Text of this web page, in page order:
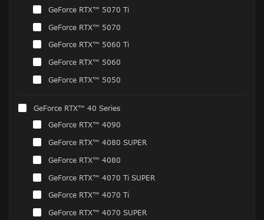
GeForce RTX™ 5070 Ti
GeForce RTX™ 5070
GeForce RTX™ 5060 Ti
GeForce RTX™ 5060
GeForce RTX™ 5050
GeForce RTX™ 40 Series
GeForce RTX™ 4090
GeForce RTX™ 4080 SUPER
GeForce RTX™ 4080
GeForce RTX™ 4070 Ti SUPER
GeForce RTX™ 4070 Ti
GeForce RTX™ 4070 SUPER